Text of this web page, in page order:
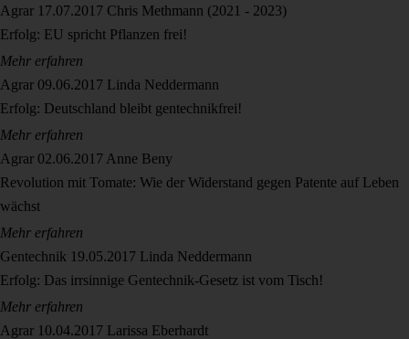
Agrar 17.07.2017 Chris Methmann (2021 - 2023)
Erfolg: EU spricht Pflanzen frei!
Mehr erfahren
Agrar 09.06.2017 Linda Neddermann
Erfolg: Deutschland bleibt gentechnikfrei!
Mehr erfahren
Agrar 02.06.2017 Anne Beny
Revolution mit Tomate: Wie der Widerstand gegen Patente auf Leben
wächst
Mehr erfahren
Gentechnik 19.05.2017 Linda Neddermann
Erfolg: Das irrsinnige Gentechnik-Gesetz ist vom Tisch!
Mehr erfahren
Agrar 10.04.2017 Larissa Eberhardt